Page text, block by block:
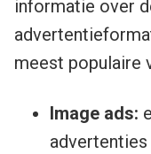
informatie over
meest populaire
Image ads: